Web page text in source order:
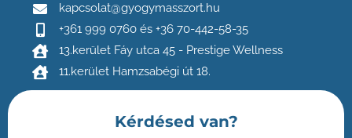
kapcsolat@gyogymasszort.hu
+361 999 0760 és +36 70-442-58-35
13.kerület Fáy utca 45 - Prestige Wellness
11.kerület Hamzsabégi út 18.
Kérdésed van?